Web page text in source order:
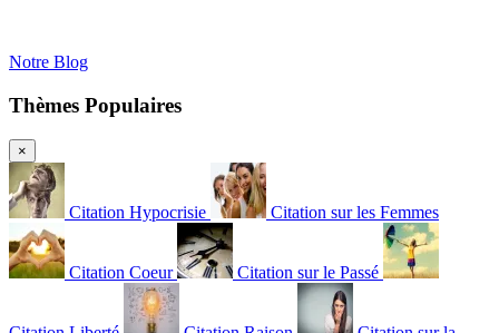
Notre Blog
Thèmes Populaires
×
Citation Hypocrisie Citation sur les Femmes
Citation Coeur Citation sur le Passé